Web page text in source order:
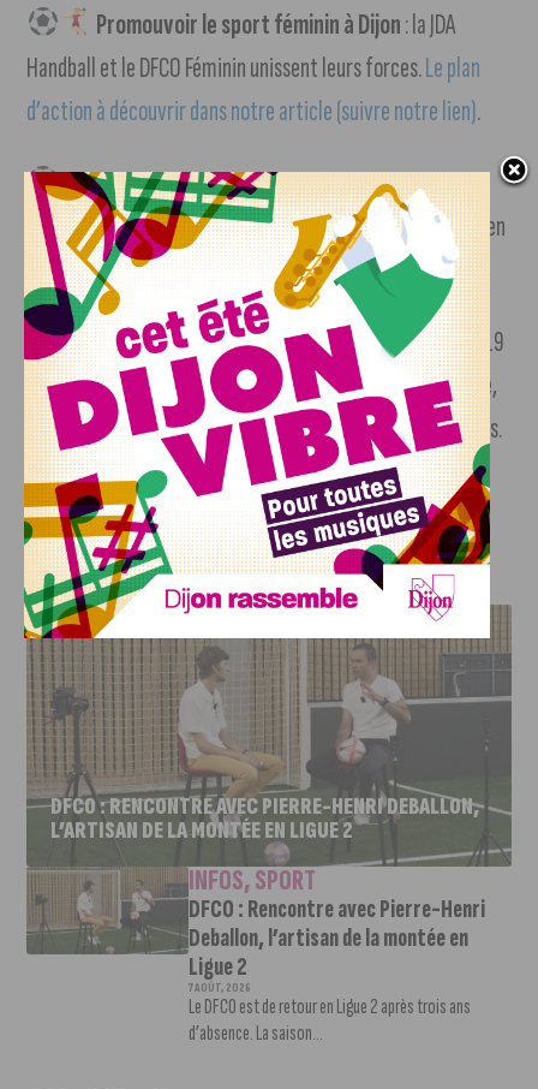
Promouvoir le sport féminin à Dijon: la JDA
Handball et le DFCO Féminin unissent leurs forces.Le plan
d’action à découvrir dans notre article (suivre notre lien).
D’ailleurs, ce samedi, les footballeuses du DFCO
Fémininjoueront un match important pour leur maintien en
D1 Arkema. Coup d’envoi à 13 heures 45 à domicile.
Prochain match pour la JDA Handball: le mercredi 19
avril, un match important pour la qualification européenne,
contre Toulon. Coup d’envoi : 20 heures, au Palais des Sports.
Crédit photo : Nicolas Salin / OctUp! / J’aime Dijon
J'AIME LE DFCO
DFCO : RENCONTRE AVEC PIERRE-HENRI DEBALLON,
L’ARTISAN DE LA MONTÉE EN LIGUE 2
INFOS,SPORT
DFCO : Rencontre avec Pierre-Henri
Deballon, l’artisan de la montée en
Ligue 2
7 AOÛT, 2026
Le DFCO est de retour en Ligue 2 après trois ans
d’absence. La saison...